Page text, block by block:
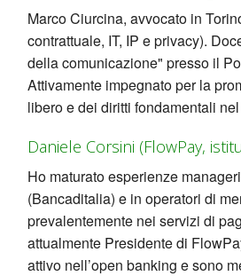
Marco Ciurcina, avvocato in
contrattuale, IT, IP e privacy).
della comunicazione" presso il
Attivamente impegnato per la
libero e dei diritti fondamentali
Daniele Corsini (FlowPay,
Ho maturato esperienze
(Bancaditalia) e in operatori di
prevalentemente nei servizi di
attualmente Presidente di
attivo nell’open banking e sono